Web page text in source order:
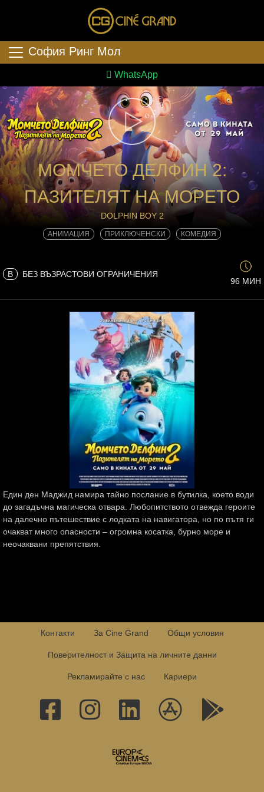
София Ринг Мол
WhatsApp
МОМЧЕТО ДЕЛФИН 2:
ПАЗИТЕЛЯТ НА МОРЕТО
DOLPHIN BOY 2
АНИМАЦИЯ ПРИКЛЮЧЕНСКИ КОМЕДИЯ
B БЕЗ ВЪЗРАСТОВИ ОГРАНИЧЕНИЯ
96 МИН
Един ден Маджид намира тайно послание в бутилка, което води
до загадъчна магическа отвара. Любопитството отвежда героите
на далечно пътешествие с лодката на навигатора, но по пътя ги
очакват много опасности – огромна косатка, бурно море и
неочаквани препятствия.
Контакти За Cine Grand Общи условия
Поверителност и Защита на личните данни
Рекламирайте с нас Кариери